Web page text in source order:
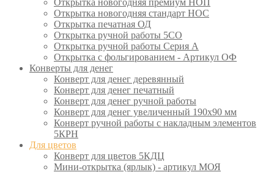
Открытка новогодняя премиум НОП
Открытка новогодняя стандарт НОС
Открытка печатная ОД
Открытка ручной работы 5СО
Открытка ручной работы Серия А
Открытка с фольгированием - Артикул ОФ
Конверты для денег
Конверт для денег деревянный
Конверт для денег печатный
Конверт для денег ручной работы
Конверт для денег увеличенный 190х90 мм
Конверт ручной работы с накладным элементов
5КРН
Для цветов
Конверт для цветов 5КДЦ
Мини-открытка (ярлык) - артикул МОЯ